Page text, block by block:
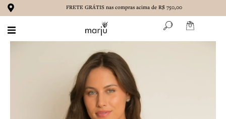
para
FRETE GRÁTIS nas compras acima de R$ 750,00